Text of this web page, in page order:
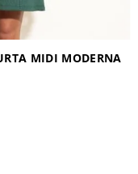
MIDI MODERNA